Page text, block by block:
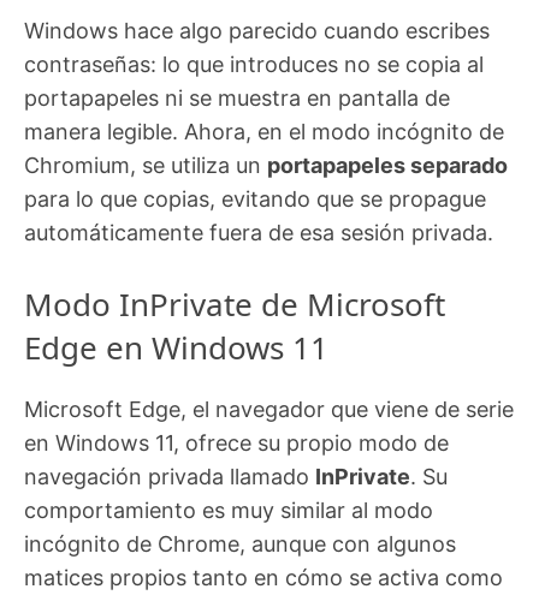
Windows hace algo parecido cuando escribes
contraseñas: lo que introduces no se copia al
portapapeles ni se muestra en pantalla de
manera legible. Ahora, en el modo incógnito de
Chromium, se utiliza un portapapeles separado
para lo que copias, evitando que se propague
automáticamente fuera de esa sesión privada.
Modo InPrivate de Microsoft
Edge en Windows 11
Microsoft Edge, el navegador que viene de serie
en Windows 11, ofrece su propio modo de
navegación privada llamado InPrivate. Su
comportamiento es muy similar al modo
incógnito de Chrome, aunque con algunos
matices propios tanto en cómo se activa como